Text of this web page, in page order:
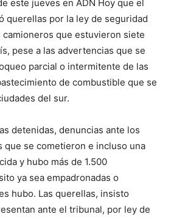
este jueves en ADN Hoy que el
querellas por la ley de seguridad
camioneros que estuvieron siete
pese a las advertencias que se
parcial o intermitente de las
de combustible que se
del sur.
detenidas, denuncias ante los
se cometieron e incluso una
y hubo más de 1.500
ya sea empadronadas o
hubo. Las querellas, insisto
ante el tribunal, por ley de